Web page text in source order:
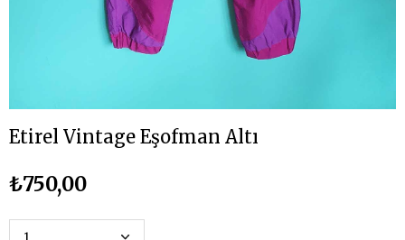
Etirel Vintage Eşofman Altı
₺750,00